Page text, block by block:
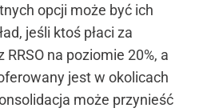
opcji może być ich
jeśli ktoś płaci za
na poziomie 20%, a
jest w okolicach
może przynieść